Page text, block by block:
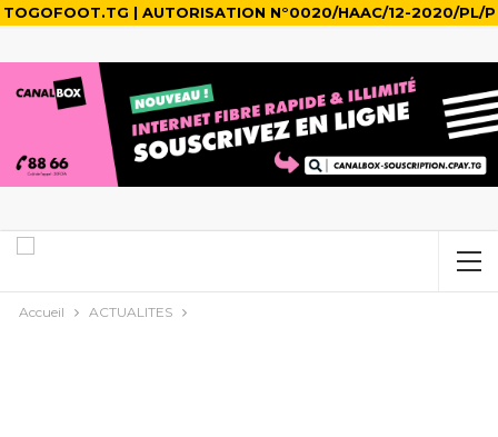
TOGOFOOT.TG | AUTORISATION N°0020/HAAC/12-2020/PL/P
Accueil ACTUALITES